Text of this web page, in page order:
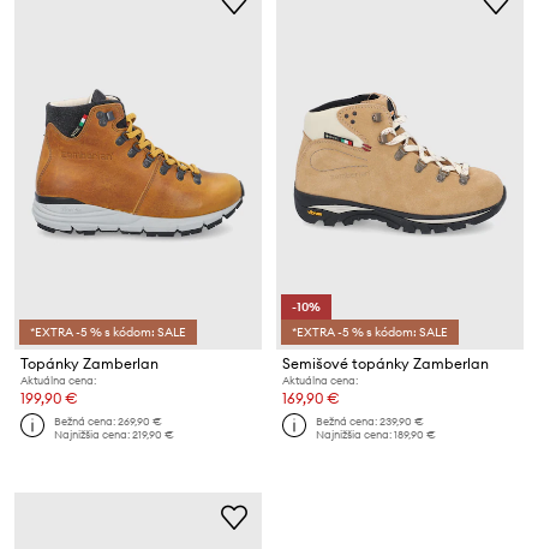
*EXTRA -5 % s kódom: SALE
Topánky Zamberlan
Aktuálna cena:
199,90 €
Bežná cena:269,90 €
Najnižšia cena:219,90 €
-10%
*EXTRA -5 % s kódom: SALE
Semišové topánky Zamberlan
Aktuálna cena:
169,90 €
Bežná cena:239,90 €
Najnižšia cena:189,90 €